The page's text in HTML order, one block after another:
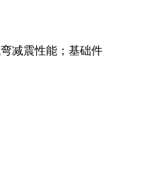
减震性能；基础件